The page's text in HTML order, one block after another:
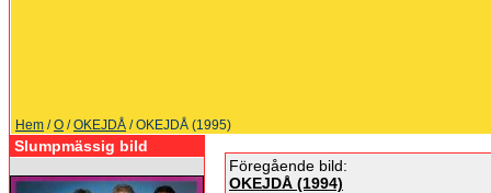
Hem /O /OKEJDÅ / OKEJDÅ (1995)
Slumpmässig bild
Föregående bild:
OKEJDÅ (1994)